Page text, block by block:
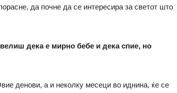
да почне да се интересира за светот што
дека е мирно бебе и дека спие, но
денови, а и неколку месеци во иднина, ќе се